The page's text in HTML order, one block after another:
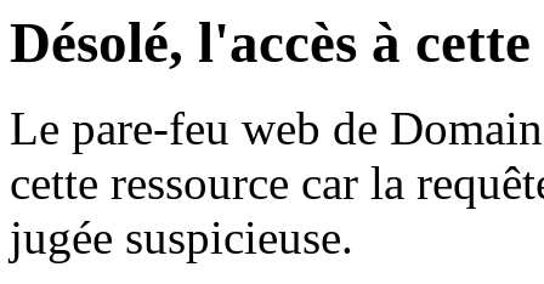
Désolé, l'accès à
Le pare-feu web de
cette ressource car la
jugée suspicieuse.